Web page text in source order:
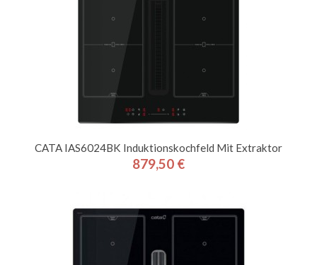
CATA IAS6024BK Induktionskochfeld Mit Extraktor
Preis
879,50 €